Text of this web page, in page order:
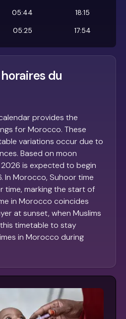
05:44
18:15
05:25 17:54
du
provides the
for Morocco. These
variations occur due to
Based on moon
2026 is expected to begin
In Morocco, Suhoor time
time, marking the start of
in Morocco coincides
at sunset, when Muslims
timetable to stay
in Morocco during